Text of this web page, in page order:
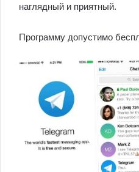
наглядный и приятный.
Программу допустимо